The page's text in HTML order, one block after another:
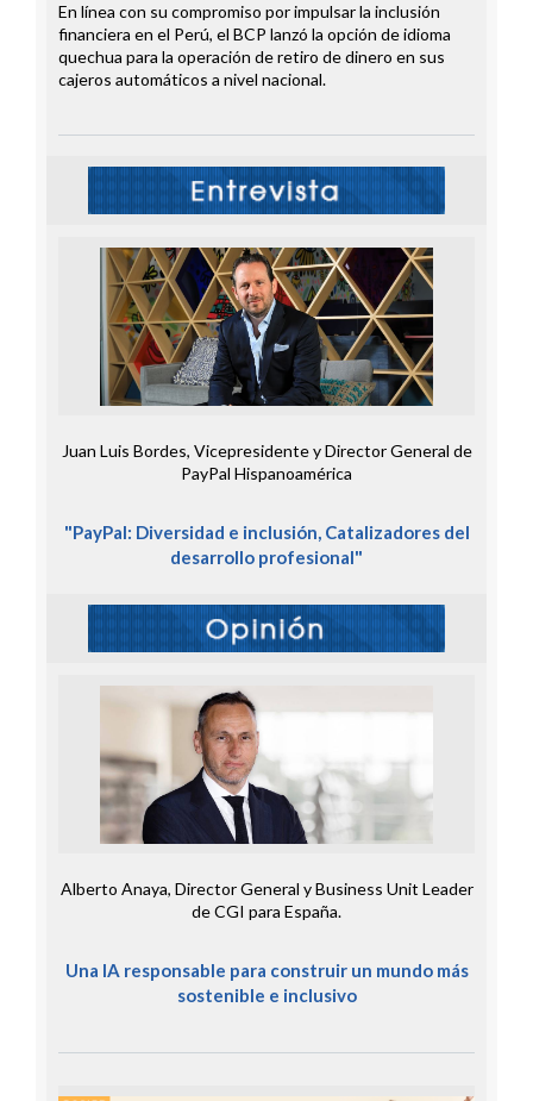
En línea con su compromiso por impulsar la inclusión
financiera en el Perú, el BCP lanzó la opción de idioma
quechua para la operación de retiro de dinero en sus
cajeros automáticos a nivel nacional.
Juan Luis Bordes, Vicepresidente y Director General de
PayPal Hispanoamérica
"PayPal: Diversidad e inclusión, Catalizadores del
desarrollo profesional"
Alberto Anaya, Director General y Business Unit Leader
de CGI para España.
Una IA responsable para construir un mundo más
sostenible e inclusivo